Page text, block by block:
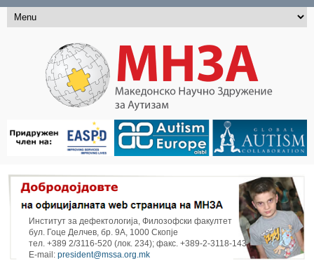
Институт за дефектологија, Филозофски факултет
бул. Гоце Делчев, бр. 9А, 1000 Скопје
тел. +389 2/3116-520 (лок. 234); факс. +389-2-3118-143
E-mail:president@mssa.org.mk